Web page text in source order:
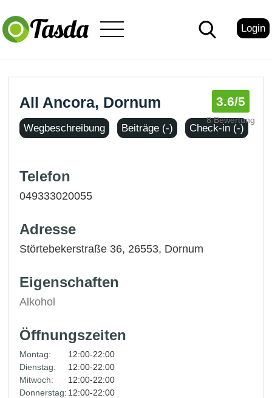
Login
All Ancora, Dornum 3.6/5
8 Bewertung
Wegbeschreibung Beiträge (-) Check-in (-)
Telefon
049333020055
Adresse
Störtebekerstraße 36, 26553, Dornum
Eigenschaften
Alkohol
Öffnungszeiten
Montag:
12:00-22:00
Dienstag:
12:00-22:00
Mitwoch:
12:00-22:00
Donnerstag: 12:00-22:00